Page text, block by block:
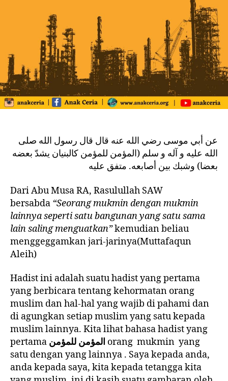
عن أبي موسى رضي الله عنه قال قال رسول الله صلى
الله عليه و آله و سلم (المؤمن للمؤمن كالبنيان يشدّ بعضه
بعضا) وشبك بين أصابعه. متفق عليه
Dari Abu Musa RA, Rasulullah SAW
bersabda “Seorang mukmin dengan mukmin
lainnya seperti satu bangunan yang satu sama
lain saling menguatkan”kemudian beliau
menggeggamkan jari-jarinya(Muttafaqun
Aleih)
Hadist ini adalah suatu hadist yang pertama
yang berbicara tentang kehormatan orang
muslim dan hal-hal yang wajib di pahami dan
di agungkan setiap muslim yang satu kepada
muslim lainnya. Kita lihat bahasa hadist yang
pertama المؤمن للمؤمن orang mukmin yang
satu dengan yang lainnya . Saya kepada anda,
anda kepada saya, kita kepada tetangga kita